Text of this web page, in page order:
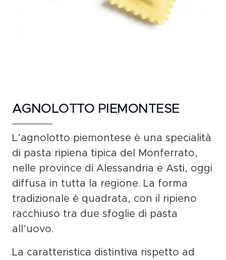
AGNOLOTTO PIEMONTESE
L’agnolotto piemontese è una specialità
di pasta ripiena tipica del Monferrato,
nelle province di Alessandria e Asti, oggi
diffusa in tutta la regione. La forma
tradizionale è quadrata , con il ripieno
racchiuso tra due sfoglie di pasta
all’uovo.
La caratteristica distintiva rispetto ad